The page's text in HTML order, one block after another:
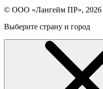
© ООО «Лангейм ПР», 2026
Выберите страну и город